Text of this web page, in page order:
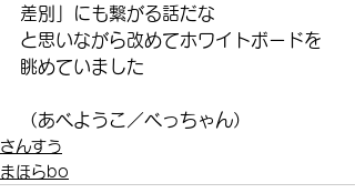
差別」にも繋がる話だな
と思いながら改めてホワイトボードを
眺めていました
（あべようこ／べっちゃん）
さんすう
まほらbo